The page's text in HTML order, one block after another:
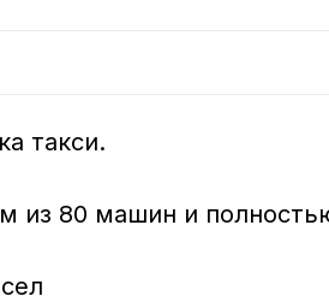
такси.
из 80 машин и